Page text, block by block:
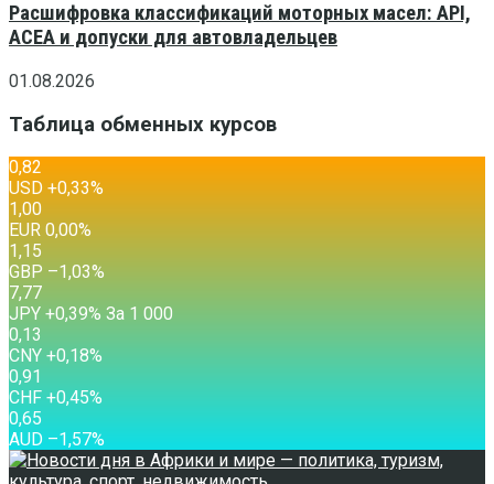
Расшифровка классификаций моторных масел: API,
ACEA и допуски для автовладельцев
01.08.2026
Таблица обменных курсов
0,82
USD +0,33%
1,00
EUR 0,00%
1,15
GBP –1,03%
7,77
JPY +0,39% За 1 000
0,13
CNY +0,18%
0,91
CHF +0,45%
0,65
AUD –1,57%